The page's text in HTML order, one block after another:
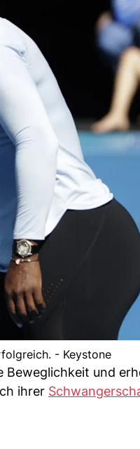
- Keystone
und
ihrer